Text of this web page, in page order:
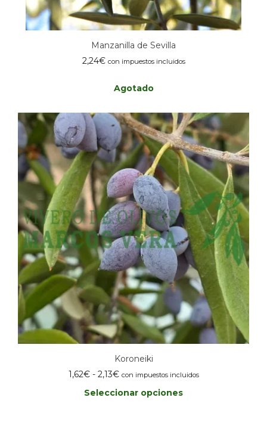
Manzanilla de Sevilla
2,24€ con impuestos incluidos
Agotado
Koroneiki
1,62€ - 2,13€Rango
precios:
con impuestos incluidos
Seleccionar opciones